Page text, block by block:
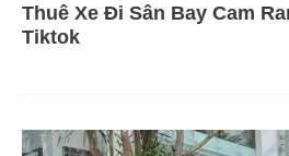
Thuê Xe Đi Sân Bay Cam
Tiktok